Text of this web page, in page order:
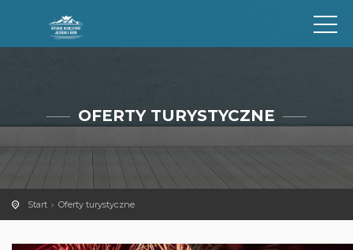
OFERTY TURYSTYCZNE
Start Oferty turystyczne